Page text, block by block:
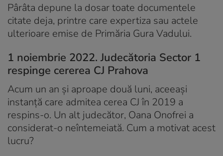
Pârâta depune la dosar toate documentele
citate deja, printre care expertiza sau actele
ulterioare emise de Primăria Gura Vadului.
1 noiembrie 2022. Judecătoria Sector 1
respinge cererea CJ Prahova
Acum un an și aproape două luni, aceeași
instanță care admitea cerea CJ în 2019 a
respins-o. Un alt judecător, Oana Onofrei a
considerat-o neîntemeiată. Cum a motivat acest
lucru?